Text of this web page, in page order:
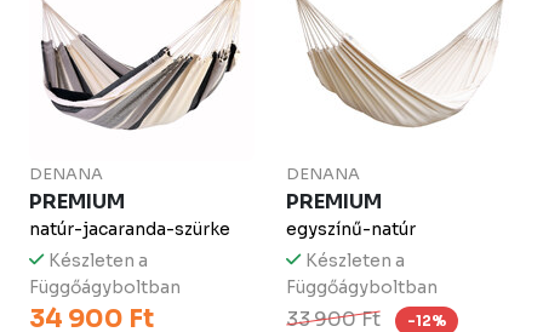
DENANA
PREMIUM
natúr-jacaranda-szürke
Készleten a
Függőágyboltban
34 900 Ft
DENANA
PREMIUM
egyszínű-natúr
Készleten a
Függőágyboltban
33 900 Ft -12%